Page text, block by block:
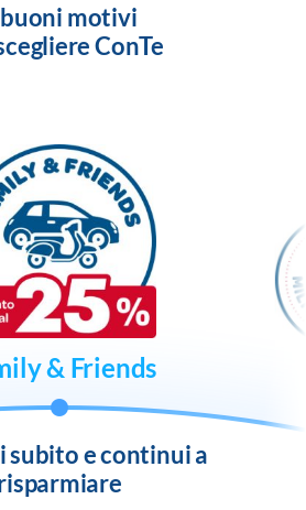
motivi
ConTe
& Friends
subito e continui a